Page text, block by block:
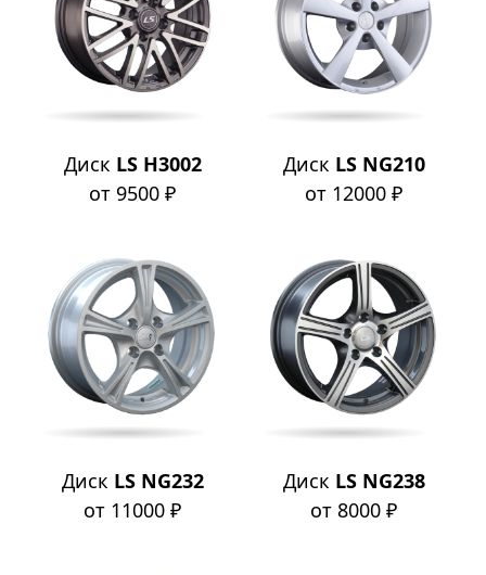
Диск LS H3002
от 9500 ₽
Диск LS NG210
от 12000 ₽
Диск LS NG232
от 11000 ₽
Диск LS NG238
от 8000 ₽